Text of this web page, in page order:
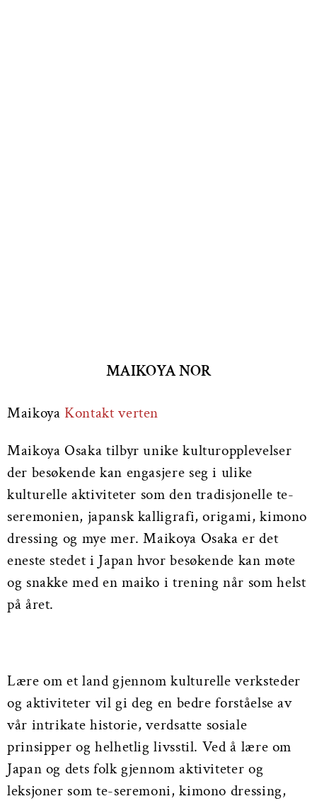
MAIKOYA NOR
Maikoya Kontakt verten
Maikoya Osaka tilbyr unike kulturopplevelser
der besøkende kan engasjere seg i ulike
kulturelle aktiviteter som den tradisjonelle te-
seremonien, japansk kalligrafi, origami, kimono
dressing og mye mer. Maikoya Osaka er det
eneste stedet i Japan hvor besøkende kan møte
og snakke med en maiko i trening når som helst
på året.
Lære om et land gjennom kulturelle verksteder
og aktiviteter vil gi deg en bedre forståelse av
vår intrikate historie, verdsatte sosiale
prinsipper og helhetlig livsstil. Ved å lære om
Japan og dets folk gjennom aktiviteter og
leksjoner som te-seremoni, kimono dressing,